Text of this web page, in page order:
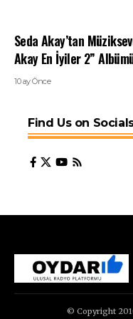
Seda Akay’tan
Akay En İyiler 2”
10 ay Önce
Find Us on
© Copyright